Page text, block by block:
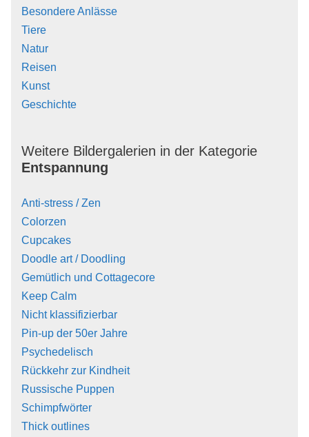
Besondere Anlässe
Tiere
Natur
Reisen
Kunst
Geschichte
Weitere Bildergalerien in der Kategorie
Entspannung
Anti-stress / Zen
Colorzen
Cupcakes
Doodle art / Doodling
Gemütlich und Cottagecore
Keep Calm
Nicht klassifizierbar
Pin-up der 50er Jahre
Psychedelisch
Rückkehr zur Kindheit
Russische Puppen
Schimpfwörter
Thick outlines